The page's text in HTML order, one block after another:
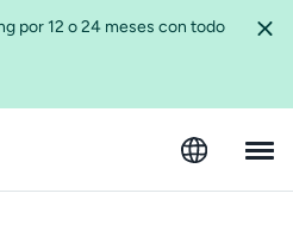
por 12 o 24 meses con todo